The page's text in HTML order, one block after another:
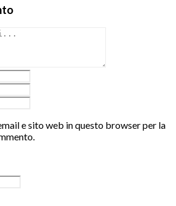
e sito web in questo browser per la